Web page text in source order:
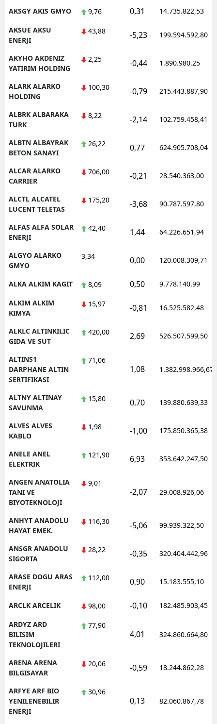
AKSGY AKIS GMYO 9,76 0,31 14.735.822,53
AKSUE AKSU
ENERJI
43,88 -5,23 199.594.592,80
AKYHO AKDENIZ
YATIRIM HOLDING
2,25 -0,44 1.890.980,25
ALARK ALARKO
HOLDING
100,30 -0,79 215.443.887,90
ALBRK ALBARAKA
TURK
8,22 -2,14 102.759.458,41
ALBTN ALBAYRAK
BETON SANAYI
26,22 0,77 624.905.708,04
ALCAR ALARKO
CARRIER
706,00 -0,21 28.540.363,00
ALCTL ALCATEL
LUCENT TELETAS
175,20 -3,68 90.787.597,80
ALFAS ALFA SOLAR
ENERJI
42,40 1,44 64.226.651,94
ALGYO ALARKO
GMYO
3,34 0,00 120.008.309,71
ALKA ALKIM KAGIT 8,09 0,50 9.778.140,99
ALKIM ALKIM
KIMYA
15,97 -0,81 16.525.582,48
ALKLC ALTINKILIC
GIDA VE SUT
420,00 2,69 526.507.599,50
ALTINS1
DARPHANE ALTIN
SERTIFIKASI
71,06
1,08 1.382.998.966,67
ALTNY ALTINAY
SAVUNMA
15,80 0,70 139.880.639,33
ALVES ALVES
KABLO
1,98 -1,00 175.850.365,38
ANELE ANEL
ELEKTRIK
121,90 6,93 353.642.247,50
ANGEN ANATOLIA
TANI VE
BIYOTEKNOLOJI
9,01
-2,07 29.008.926,06
ANHYT ANADOLU
HAYAT EMEK.
116,30 -5,06 99.939.322,50
ANSGR ANADOLU
SIGORTA
28,22 -0,35 320.404.442,96
ARASE DOGU ARAS
ENERJI
112,00 0,90 15.183.555,10
ARCLK ARCELIK 98,00 -0,10 182.485.903,45
ARDYZ ARD
BILISIM
TEKNOLOJILERI
77,90
4,01 324.860.664,80
ARENA ARENA
BILGISAYAR
20,06 -0,59 18.244.862,28
ARFYE ARF BIO
YENILENEBILIR
ENERJI
30,96
0,13 82.060.867,78